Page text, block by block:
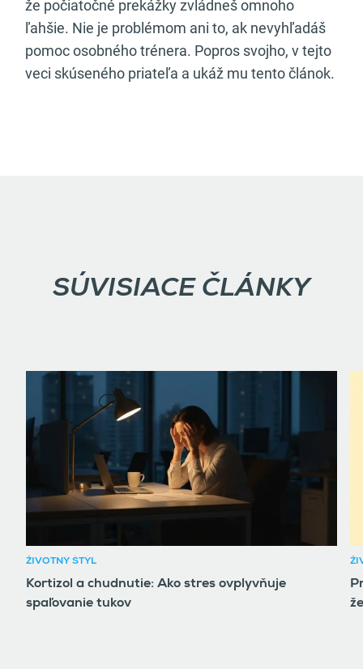
že počiatočné prekážky zvládneš omnoho
ľahšie. Nie je problémom ani to, ak nevyhľadáš
pomoc osobného trénera. Popros svojho, v tejto
veci skúseného priateľa a ukáž mu tento článok.
SÚVISIACE ČLÁNKY
ŽIVOTNÝ ŠTÝL
Kortizol a chudnutie: Ako stres ovplyvňuje
spaľovanie tukov